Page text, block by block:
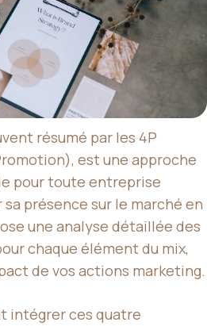
résumé par les 4P
est une approche
pour toute entreprise
présence sur le marché en
une analyse détaillée des
chaque élément du mix,
de vos actions marketing.
intégrer ces quatre